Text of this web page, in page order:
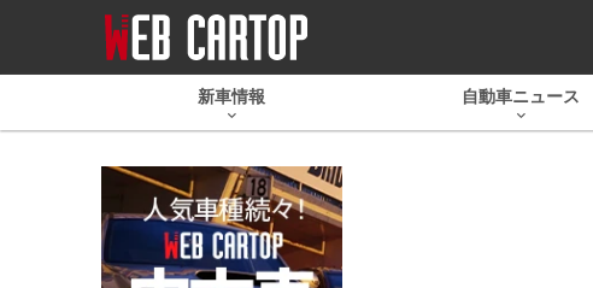
新車情報 自動車ニュース